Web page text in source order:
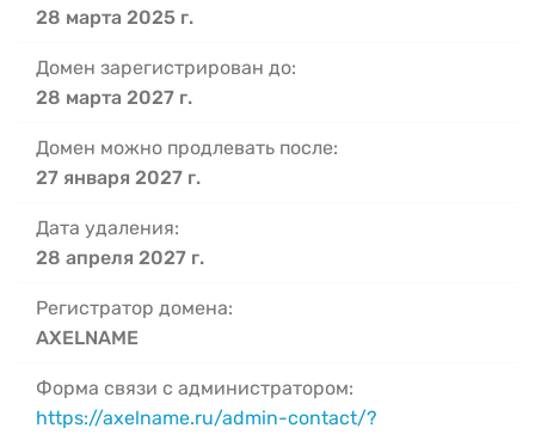
28 марта 2025 г.
Домен зарегистрирован до:
28 марта 2027 г.
Домен можно продлевать после:
27 января 2027 г.
Дата удаления:
28 апреля 2027 г.
Регистратор домена:
AXELNAME
Форма связи с администратором:
https://axelname.ru/admin-contact/?